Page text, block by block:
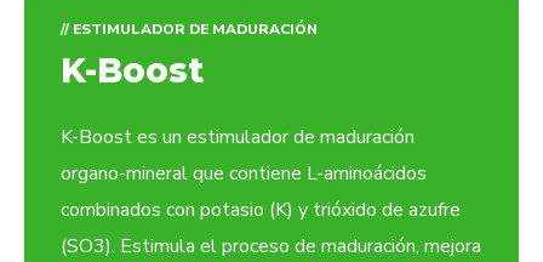
// ESTIMULADOR DE MADURACIÓN
K-Boost
K-Boost es un estimulador de maduración
organo-mineral que contiene L-aminoácidos
combinados con potasio (K) y trióxido de azufre
(SO3). Estimula el proceso de maduración, mejora